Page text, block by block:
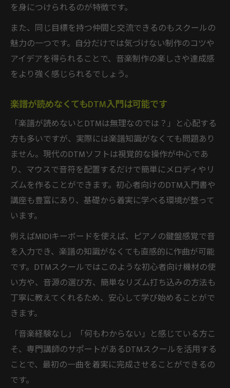
を身につけられるのが特徴です。
また、同じ目標を持つ仲間と交流できるのもスクールの
魅力の一つです。自分だけでは気づけない制作のコツや
アイデアを得られることで、音楽制作の楽しさや達成感
をより強く感じられるでしょう。
楽譜が読めなくてもDTM入門は可能です
「楽譜が読めないとDTMは無理なのでは？」と心配する
方も多いですが、実際には楽譜知識がなくても問題あり
ません。現代のDTMソフトは視覚的な操作が中心であ
り、マウスで音符を配置するだけで簡単にメロディやリ
ズムを作ることができます。初心者向けのDTM入門書や
講座も豊富にあり、基礎から着実に学べる環境が整って
います。
例えばMIDIキーボードを使えば、ピアノの鍵盤感覚で音
を入力でき、楽譜の知識がなくても直感的に作曲が可能
です。DTMスクールではこのような初心者向け機材の使
い方や、音源の選び方、簡単なリズム打ち込みの方法も
丁寧に教えてくれるため、安心して学び始めることがで
きます。
「音楽経験なし」「何もわからない」と感じている方こ
そ、専門講師のサポートがあるDTMスクールを活用する
ことで、最初の一曲を着実に完成させることができるの
です。